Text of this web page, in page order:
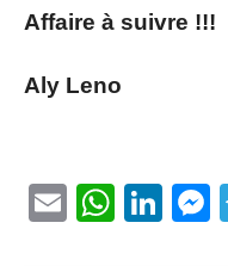
Affaire à suivre !!!
Aly Leno
Email